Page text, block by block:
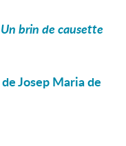
Un brin de causette
de Josep Maria de